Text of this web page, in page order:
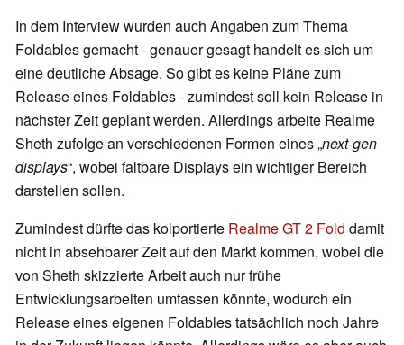
In dem Interview wurden auch Angaben zum Thema
Foldables gemacht - genauer gesagt handelt es sich um
eine deutliche Absage. So gibt es keine Pläne zum
Release eines Foldables - zumindest soll kein Release in
nächster Zeit geplant werden. Allerdings arbeite Realme
Sheth zufolge an verschiedenen Formen eines „next-gen
displays“, wobei faltbare Displays ein wichtiger Bereich
darstellen sollen.
Zumindest dürfte das kolportierte Realme GT 2 Fold damit
nicht in absehbarer Zeit auf den Markt kommen, wobei die
von Sheth skizzierte Arbeit auch nur frühe
Entwicklungsarbeiten umfassen könnte, wodurch ein
Release eines eigenen Foldables tatsächlich noch Jahre